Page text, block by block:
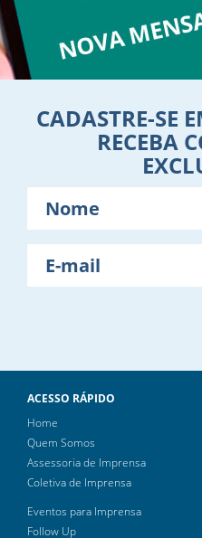
CADASTRE-SE
RECEBA
mail
ACESSO RÁPIDO
Home
Quem Somos
Assessoria de Imprensa
Coletiva de Imprensa
Eventos para Imprensa
Follow Up